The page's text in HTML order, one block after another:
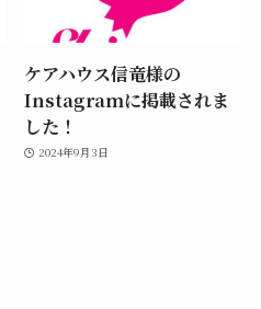
ケアハウス信竜様の
Instagramに掲載されま
した！
2024年9月3日